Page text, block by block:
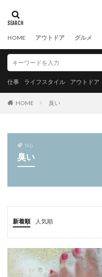
HOME アウトドア グルメ
仕事 ライフスタイル アウトドア
HOME 臭い
TAG
臭い
新着順 人気順